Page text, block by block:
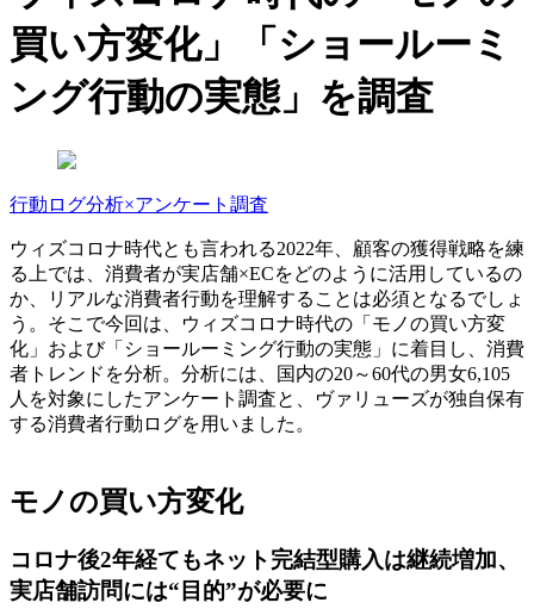
買い方変化」「ショールーミ
ング行動の実態」を調査
行動ログ分析×アンケート調査
ウィズコロナ時代とも言われる2022年、顧客の獲得戦略を練
る上では、消費者が実店舗×ECをどのように活用しているの
か、リアルな消費者行動を理解することは必須となるでしょ
う。そこで今回は、ウィズコロナ時代の「モノの買い方変
化」および「ショールーミング行動の実態」に着目し、消費
者トレンドを分析。分析には、国内の20～60代の男女6,105
人を対象にしたアンケート調査と、ヴァリューズが独自保有
する消費者行動ログを用いました。
モノの買い方変化
コロナ後2年経てもネット完結型購入は継続増加、
実店舗訪問には“目的”が必要に